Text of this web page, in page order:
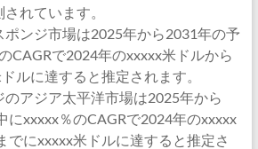
れています。
ンジ市場は2025年から2031年の予
CAGRで2024年のxxxxx米ドルから
ルに達すると推定されます。
のアジア太平洋市場は2025年から
にxxxxx％のCAGRで2024年のxxxxx
でにxxxxx米ドルに達すると推定さ